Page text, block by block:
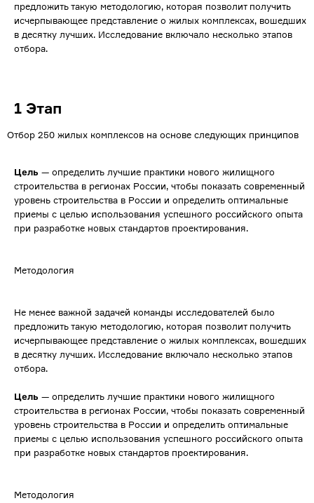
предложить такую методологию, которая позволит получить
исчерпывающее представление о жилых комплексах, вошедших
в десятку лучших. Исследование включало несколько этапов
отбора.
1 Этап
Отбор 250 жилых комплексов на основе следующих принципов
Цель — определить лучшие практики нового жилищного
строительства в регионах России, чтобы показать современный
уровень строительства в России и определить оптимальные
приемы с целью использования успешного российского опыта
при разработке новых стандартов проектирования.
Методология
Не менее важной задачей команды исследователей было
предложить такую методологию, которая позволит получить
исчерпывающее представление о жилых комплексах, вошедших
в десятку лучших. Исследование включало несколько этапов
отбора.
Цель — определить лучшие практики нового жилищного
строительства в регионах России, чтобы показать современный
уровень строительства в России и определить оптимальные
приемы с целью использования успешного российского опыта
при разработке новых стандартов проектирования.
Методология